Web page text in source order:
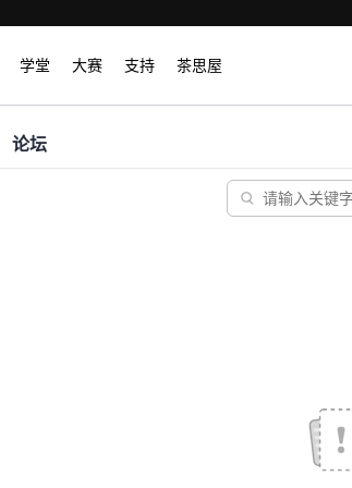
学堂 大赛 支持 茶思屋
论坛